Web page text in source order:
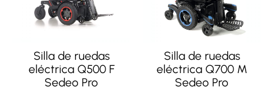
Silla de ruedas
eléctrica Q500 F
Sedeo Pro
Silla de ruedas
eléctrica Q700 M
Sedeo Pro